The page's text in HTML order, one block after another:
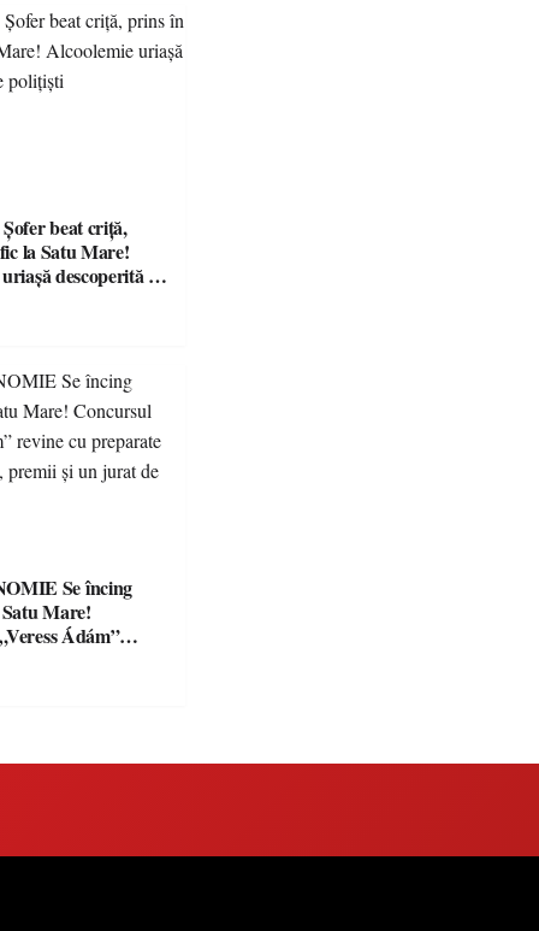
beat criță,
la Satu Mare!
descoperită de
Se încing
Mare!
Ádám”
premii și un jurat